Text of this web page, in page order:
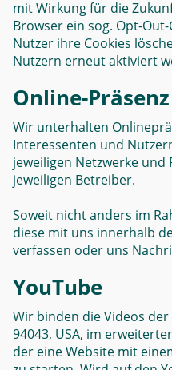
mit Wirkung für die
Browser ein sog. Opt-
Nutzer ihre Cookies
Nutzern erneut aktiviert
Online-
Wir unterhalten
Interessenten und
jeweiligen Netzwerke
jeweiligen Betreiber.
Soweit nicht anders im
diese mit uns innerhalb
verfassen oder uns
YouTube
Wir binden die Videos der
94043, USA, im
der eine Website mit